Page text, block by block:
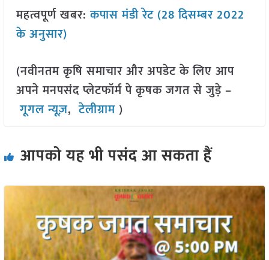
महत्वपूर्ण खबर:कपास मंडी रेट (28 दिसम्बर 2022
के अनुसार)
(नवीनतम कृषि समाचार और अपडेट के लिए आप
अपने मनपसंद प्लेटफॉर्म पे कृषक जगत से जुड़े –
गूगल न्यूज़,टेलीग्राम )
आपको यह भी पसंद आ सकता हैं